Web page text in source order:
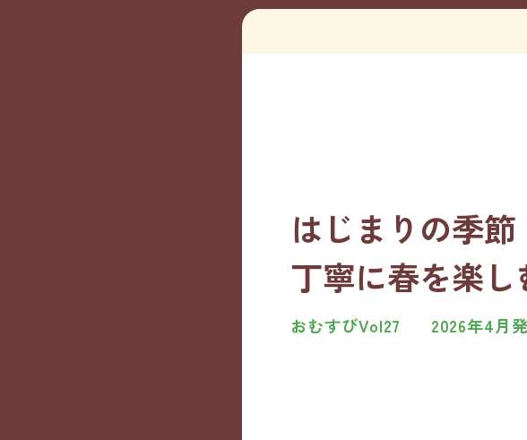
はじまりの季節
丁寧に春を楽し
おむすびVol27 2026年4月